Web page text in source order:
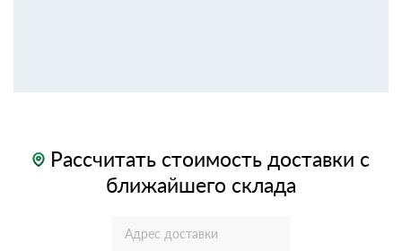
Рассчитать стоимость доставки с
ближайшего склада